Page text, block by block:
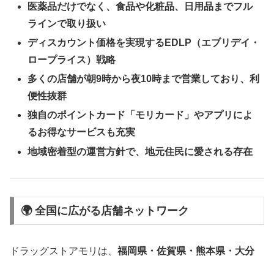
医薬品だけでなく、食品や化粧品、日用品までフル
ラインで取り扱い
ディスカウント価格を実現するEDLP（エブリデイ・
ロープライス）戦略
多くの店舗が朝9時から夜10時まで営業しており、利
便性抜群
独自のポイントカード「モリカード」やアプリによ
るお得なサービスも充実
地域密着型の運営方針で、地元住民に愛される存在
🌍 全国に広がる店舗ネットワーク
ドラッグストアモリは、 福岡県・佐賀県・熊本県・大分